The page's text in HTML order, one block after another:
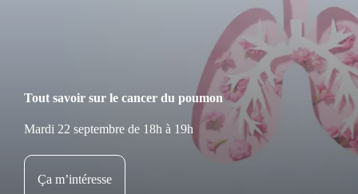
Tout savoir sur le cancer du poumon
Mardi 22 septembre de 18h à 19h
Ça m’intéresse